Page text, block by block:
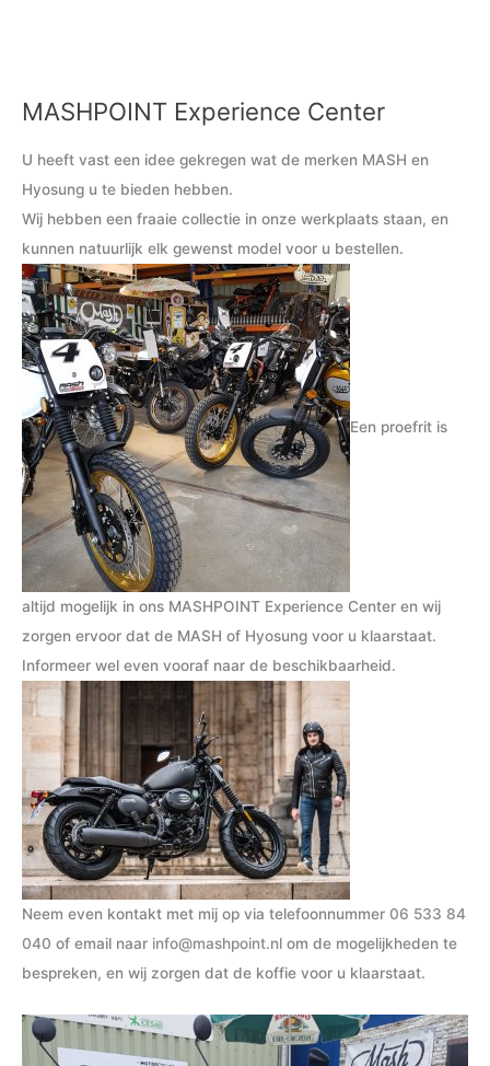
MASHPOINT Experience Center
U heeft vast een idee gekregen wat de merken MASH en
Hyosung u te bieden hebben.
Wij hebben een fraaie collectie in onze werkplaats staan, en
kunnen natuurlijk elk gewenst model voor u bestellen.
Een proefrit is
altijd mogelijk in ons MASHPOINT Experience Center en wij
zorgen ervoor dat de MASH of Hyosung voor u klaarstaat.
Informeer wel even vooraf naar de beschikbaarheid.
Neem even kontakt met mij op via telefoonnummer 06 533 84
040 of email naar info@mashpoint.nl om de mogelijkheden te
bespreken, en wij zorgen dat de koffie voor u klaarstaat.